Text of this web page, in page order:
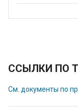
ССЫЛКИ ПО
См. документы по